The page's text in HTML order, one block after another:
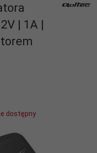
| 1A |
dostępny